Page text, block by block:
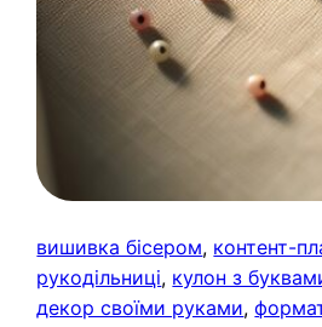
вишивка бісером, контент-
рукодільниці, кулон з
декор своїми руками,